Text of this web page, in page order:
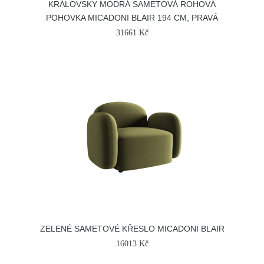
KRÁLOVSKY MODRÁ SAMETOVÁ ROHOVÁ
POHOVKA MICADONI BLAIR 194 CM, PRAVÁ
31661 Kč
ZELENÉ SAMETOVÉ KŘESLO MICADONI BLAIR
16013 Kč